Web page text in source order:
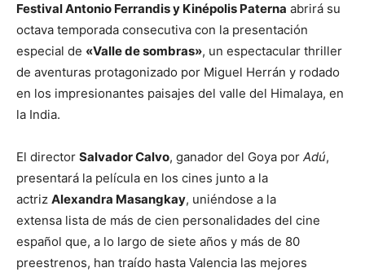
Festival Antonio Ferrandis y Kinépolis Paterna abrirá su
octava temporada consecutiva con la presentación
especial de «Valle de sombras», un espectacular thriller
de aventuras protagonizado por Miguel Herrán y rodado
en los impresionantes paisajes del valle del Himalaya, en
la India.
El director Salvador Calvo, ganador del Goya por Adú,
presentará la película en los cines junto a la
actriz Alexandra Masangkay, uniéndose a la
extensa lista de más de cien personalidades del cine
español que, a lo largo de siete años y más de 80
preestrenos, han traído hasta Valencia las mejores